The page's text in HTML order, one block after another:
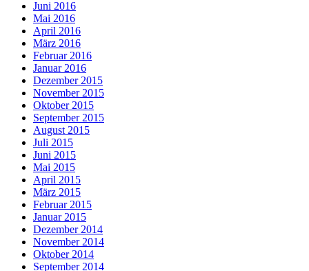
Juni 2016
Mai 2016
April 2016
März 2016
Februar 2016
Januar 2016
Dezember 2015
November 2015
Oktober 2015
September 2015
August 2015
Juli 2015
Juni 2015
Mai 2015
April 2015
März 2015
Februar 2015
Januar 2015
Dezember 2014
November 2014
Oktober 2014
September 2014